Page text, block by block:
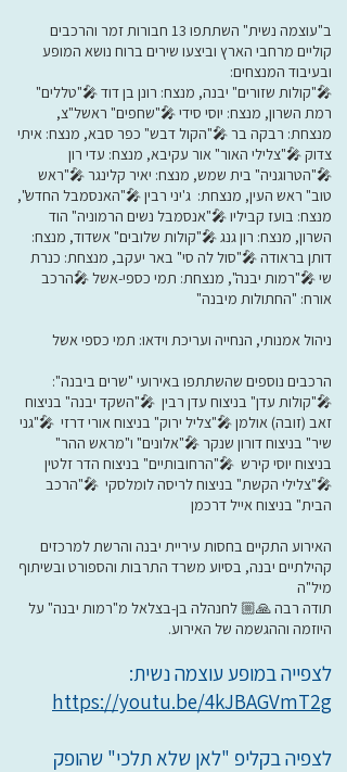
ב"עוצמה נשית" השתתפו 13 חבורות זמר והרכבים
קוליים מרחבי הארץ וביצעו שירים ברוח נושא המופע
ובעיבוד המנצחים:
🎤"קולות שזורים" יבנה, מנצח: רונן בן דוד 🎤"טללים"
רמת השרון, מנצח: יוסי סידי 🎤"שחפים" ראשל"צ,
מנצחת: רבקה בר 🎤"הקול דבש" כפר סבא, מנצח: איתי
צדוק 🎤"צלילי האור" אור עקיבא, מנצח: עדי רון
🎤"הטרוגניה" בית שמש, מנצח: יאיר קלינגר 🎤"ראש
טוב" ראש העין, מנצחת: ג'יני רבין 🎤"האנסמבל החדש",
מנצח: בועז קביליו 🎤"אנסמבל נשים הרמוניה" הוד
השרון, מנצח: רון גנג 🎤"קולות שלובים" אשדוד, מנצח:
דותן בראודה 🎤"סול לה סי" באר יעקב, מנצחת: כנרת
שי 🎤"רמות יבנה", מנצחת: תמי כספי-אשל 🎤הרכב
אורח: "החתולות מיבנה"
ניהול אמנותי, הנחייה ועריכת וידאו: תמי כספי אשל
הרכבים נוספים שהשתתפו באירועי "שרים ביבנה":
🎤"קולות עדן" בניצוח עדן רבין 🎤"השקד יבנה" בניצוח
זאב (זובה) אולמן 🎤"צליל ירוק" בניצוח אורי דרזי 🎤"גני
שיר" בניצוח דורון שנקר 🎤"אלונים" ו"מראש ההר"
בניצוח יוסי קירש 🎤"הרחובותיים" בניצוח הדר זלטין
🎤"צלילי הקשת" בניצוח לריסה לומלסקי 🎤"הרכב
הבית" בניצוח אייל דרכמן
האירוע התקיים בחסות עיריית יבנה והרשת למרכזים
קהילתיים יבנה, בסיוע משרד התרבות והספורט ובשיתוף
מיל"ה
תודה רבה 🙏🏼 לחנהלה בן-בצלאל מ"רמות יבנה" על
היוזמה וההגשמה של האירוע.
לצפייה במופע עוצמה נשית:
https://youtu.be/4kJBAGVmT2g
לצפיה בקליפ "לאן שלא תלכי" שהופק